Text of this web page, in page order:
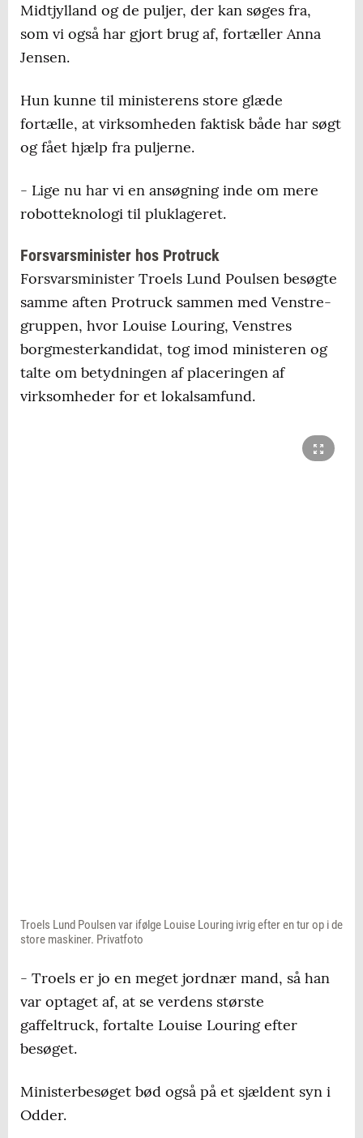
Midtjylland og de puljer, der kan søges fra,
som vi også har gjort brug af, fortæller Anna
Jensen.
Hun kunne til ministerens store glæde
fortælle, at virksomheden faktisk både har søgt
og fået hjælp fra puljerne.
- Lige nu har vi en ansøgning inde om mere
robotteknologi til pluklageret.
Forsvarsminister hos Protruck
Forsvarsminister Troels Lund Poulsen besøgte
samme aften Protruck sammen med Venstre-
gruppen, hvor Louise Louring, Venstres
borgmesterkandidat, tog imod ministeren og
talte om betydningen af placeringen af
virksomheder for et lokalsamfund.
Troels Lund Poulsen var ifølge Louise Louring ivrig efter en tur op i de
store maskiner. Privatfoto
- Troels er jo en meget jordnær mand, så han
var optaget af, at se verdens største
gaffeltruck, fortalte Louise Louring efter
besøget.
Ministerbesøget bød også på et sjældent syn i
Odder.